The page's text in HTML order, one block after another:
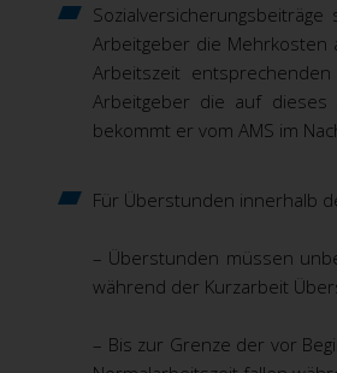
Arbeitgeber die
Arbeitszeit
Arbeitgeber die auf dieses
bekommt er vom AMS im
Für Überstunden innerhalb
– Überstunden müssen
während der Kurzarbeit
– Bis zur Grenze der vor